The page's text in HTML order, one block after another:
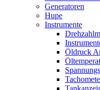
Generatoren
Hupe
Instrumente
Öldruck